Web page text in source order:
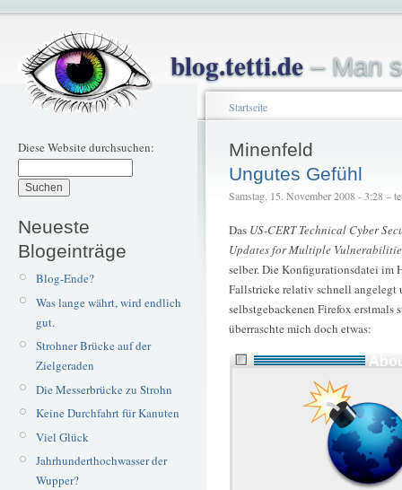
blog.tetti.de– Man
Diese Website durchsuchen:
Neueste
Blogeinträge
Blog-Ende?
Was lange währt, wird endlich
gut.
Strohner Brücke auf der
Zielgeraden
Die Messerbrücke zu Strohn
Keine Durchfahrt für Kanuten
Viel Glück
Jahrhunderthochwasser der
Wupper?
Startseite
Minenfeld
Ungutes Gefühl
Samstag, 15. November 2008 - 3:28 –
Das US-CERT Technical Cyber
Updates for Multiple
selber. Die Konfigurationsdatei im
Fallstricke relativ schnell angelegt
selbstgebackenen Firefox erstmals
überraschte mich doch etwas: